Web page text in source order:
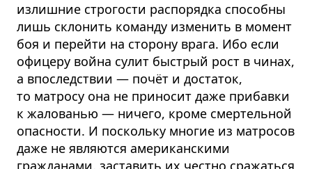
излишние строгости распорядка способны
лишь склонить команду изменить в момент
боя и перейти на сторону врага. Ибо если
офицеру война сулит быстрый рост в чинах,
а впоследствии — почёт и достаток,
то матросу она не приносит даже прибавки
к жалованью — ничего, кроме смертельной
опасности. И поскольку многие из матросов
даже не являются американскими
гражданами, заставить их честно сражаться